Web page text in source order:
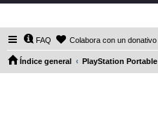
FAQ Colabora con un donativo
Índice general PlayStation Portable